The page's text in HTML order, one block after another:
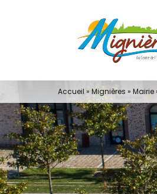
Accueil » Mignières » Mairie